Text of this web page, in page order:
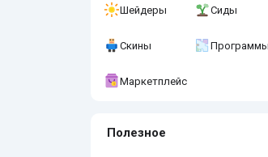
Шейдеры Сиды
Скины Программы
Маркетплейс
Полезное